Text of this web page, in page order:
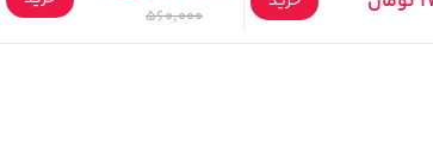
560,000